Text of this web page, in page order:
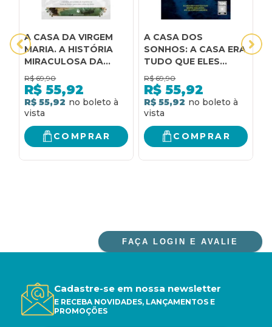
A CASA DA VIRGEM
MARIA. A HISTÓRIA
MIRACULOSA DA
TRAJETÓRIA DA
CASA DE NAZARÉ
PARA UMA COLINA DA
ITÁLIA
R$ 69,90
R$ 55,92
R$ 55,92
COMPRAR
A CASA DOS
SONHOS: A CASA ERA
TUDO QUE ELES
SEMPRE DESEJARAM...
ATÉ OS CORPOS
SURGIREM.
R$ 69,90
R$ 55,92
R$ 55,92
COMPRAR
FAÇA LOGIN E AVALIE
Cadastre-se em nossa newsletter
E RECEBA NOVIDADES, LANÇAMENTOS E
PROMOÇÕES